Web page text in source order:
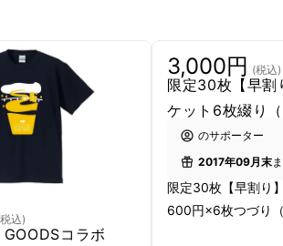
RIVERSIDE BEER
こんなイベント！
込)
コラボ
3,000円 (税込)
限定30枚【早割
ケット6枚綴り
のサポーター
2017年09月末
限定30枚【早割り
600円×6枚つづり